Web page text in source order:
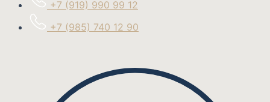
+7 (919) 990 99 12
+7 (985) 740 12 90